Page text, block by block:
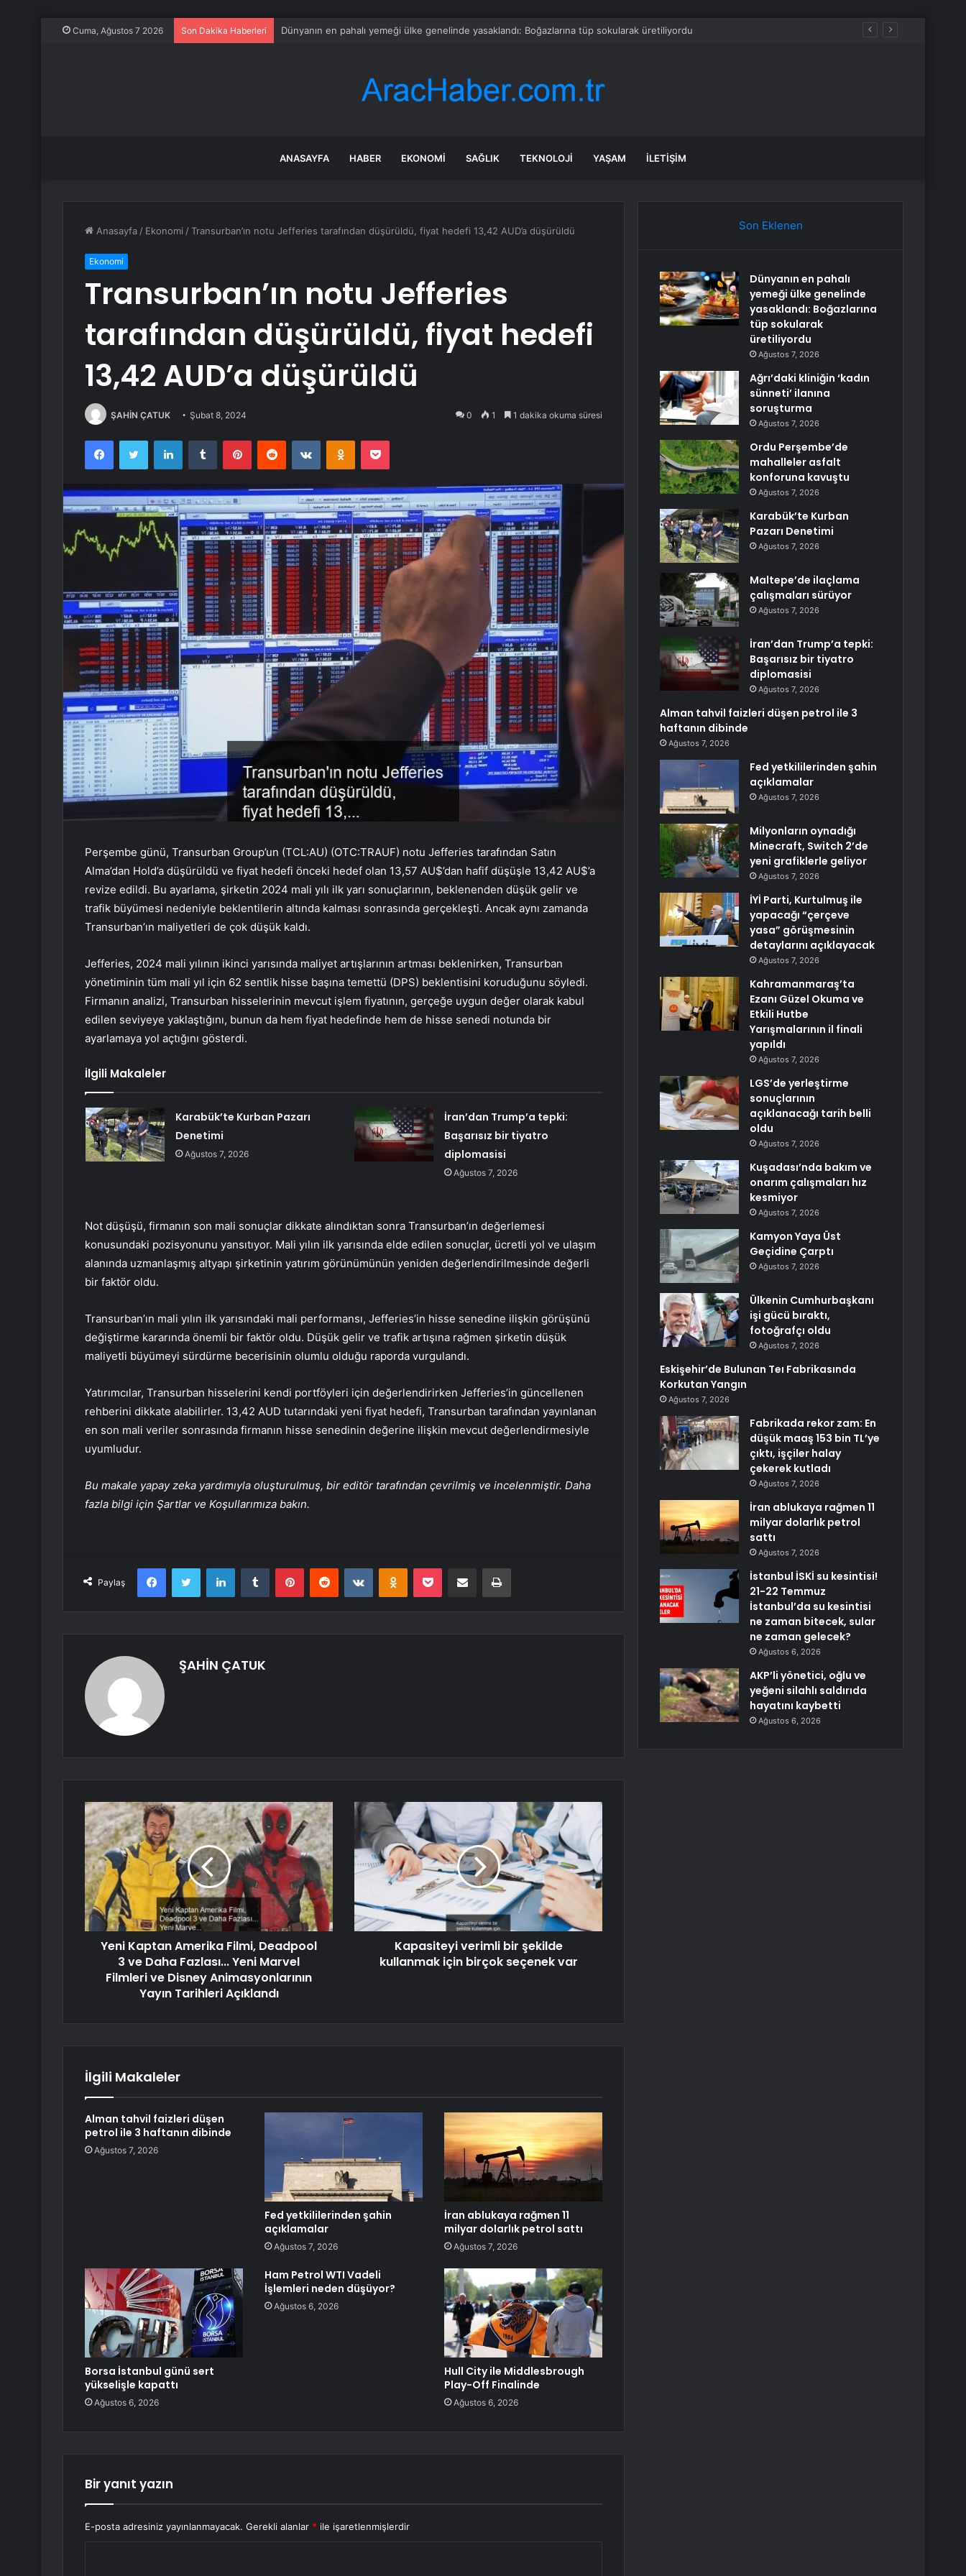
Cuma, Ağustos 7 2026 Son Dakika Haberleri Ağrı’daki kliniğin ‘kadın sünneti’ ilanına soruşturma
ANASAYFA HABER EKONOMI SAĞLIK TEKNOLOJI YAŞAM İLETIŞIM
Anasayfa / Ekonomi /Transurban’ın notu Jefferies tarafından düşürüldü, fiyat hedefi 13,42 AUD’a düşürüldü
Ekonomi
Transurban’ın notu Jefferies
tarafından düşürüldü, fiyat hedefi
13,42 AUD’a düşürüldü
ŞAHİN ÇATUK Şubat 8, 2024 0 1 1 dakika okuma süresi
FacebookTwitter LinkedInTumblr PinterestReddit VKontakteOdnoklassniki
Pocket
Perşembe günü, Transurban Group’un (TCL:AU) (OTC:TRAUF) notu Jefferies tarafından Satın
Alma’dan Hold’a düşürüldü ve fiyat hedefi önceki hedef olan 13,57 AU$’dan hafif düşüşle 13,42 AU$’a
revize edildi. Bu ayarlama, şirketin 2024 mali yılı ilk yarı sonuçlarının, beklenenden düşük gelir ve
trafik büyümesi nedeniyle beklentilerin altında kalması sonrasında gerçekleşti. Ancak aynı zamanda
Transurban’ın maliyetleri de çok düşük kaldı.
Jefferies, 2024 mali yılının ikinci yarısında maliyet artışlarının artması beklenirken, Transurban
yönetiminin tüm mali yıl için 62 sentlik hisse başına temettü (DPS) beklentisini koruduğunu söyledi.
Firmanın analizi, Transurban hisselerinin mevcut işlem fiyatının, gerçeğe uygun değer olarak kabul
edilen seviyeye yaklaştığını, bunun da hem fiyat hedefinde hem de hisse senedi notunda bir
ayarlamaya yol açtığını gösterdi.
İlgili Makaleler
Karabük’te Kurban Pazarı
Denetimi
Ağustos 7, 2026
İran’dan Trump’a tepki:
Başarısız bir tiyatro
diplomasisi
Ağustos 7, 2026
Not düşüşü, firmanın son mali sonuçlar dikkate alındıktan sonra Transurban’ın değerlemesi
konusundaki pozisyonunu yansıtıyor. Mali yılın ilk yarısında elde edilen sonuçlar, ücretli yol ve ulaşım
alanında uzmanlaşmış altyapı şirketinin yatırım görünümünün yeniden değerlendirilmesinde değerli
bir faktör oldu.
Transurban’ın mali yılın ilk yarısındaki mali performansı, Jefferies’in hisse senedine ilişkin görüşünü
değiştirme kararında önemli bir faktör oldu. Düşük gelir ve trafik artışına rağmen şirketin düşük
maliyetli büyümeyi sürdürme becerisinin olumlu olduğu raporda vurgulandı.
Yatırımcılar, Transurban hisselerini kendi portföyleri için değerlendirirken Jefferies’in güncellenen
rehberini dikkate alabilirler. 13,42 AUD tutarındaki yeni fiyat hedefi, Transurban tarafından yayınlanan
en son mali veriler sonrasında firmanın hisse senedinin değerine ilişkin mevcut değerlendirmesiyle
uyumludur.
Bu makale yapay zeka yardımıyla oluşturulmuş, bir editör tarafından çevrilmiş ve incelenmiştir. Daha
fazla bilgi için Şartlar ve Koşullarımıza bakın.
Paylaş
FacebookTwitter LinkedInTumblr PinterestReddit VKontakteOdnoklassniki
Pocket E-Posta ile paylaş Yazdır
ŞAHİN ÇATUK
Yeni Kaptan Amerika Filmi, Deadpool
3 ve Daha Fazlası... Yeni Marvel
Filmleri ve Disney Animasyonlarının
Yayın Tarihleri ​​Açıklandı
Kapasiteyi verimli bir şekilde
kullanmak için birçok seçenek var
İlgili Makaleler
Alman tahvil faizleri düşen
petrol ile 3 haftanın dibinde
Ağustos 7, 2026
Fed yetkililerinden şahin
açıklamalar
Ağustos 7, 2026
İran ablukaya rağmen 11
milyar dolarlık petrol sattı
Ağustos 7, 2026
Borsa İstanbul günü sert
yükselişle kapattı
Ağustos 6, 2026
Ham Petrol WTI Vadeli
İşlemleri neden düşüyor?
Ağustos 6, 2026
Hull City ile Middlesbrough
Play-Off Finalinde
Ağustos 6, 2026
Bir yanıt yazın
E-posta adresiniz yayınlanmayacak. Gerekli alanlar * ile işaretlenmişlerdir
Son Eklenen
Dünyanın en pahalı
yemeği ülke genelinde
yasaklandı: Boğazlarına
tüp sokularak
üretiliyordu
Ağustos 7, 2026
Ağrı’daki kliniğin ‘kadın
sünneti’ ilanına
soruşturma
Ağustos 7, 2026
Ordu Perşembe’de
mahalleler asfalt
konforuna kavuştu
Ağustos 7, 2026
Karabük’te Kurban
Pazarı Denetimi
Ağustos 7, 2026
Maltepe’de ilaçlama
çalışmaları sürüyor
Ağustos 7, 2026
İran’dan Trump’a tepki:
Başarısız bir tiyatro
diplomasisi
Ağustos 7, 2026
Alman tahvil faizleri düşen petrol ile 3
haftanın dibinde
Ağustos 7, 2026
Fed yetkililerinden şahin
açıklamalar
Ağustos 7, 2026
Milyonların oynadığı
Minecraft, Switch 2’de
yeni grafiklerle geliyor
Ağustos 7, 2026
İYİ Parti, Kurtulmuş ile
yapacağı “çerçeve
yasa” görüşmesinin
detaylarını açıklayacak
Ağustos 7, 2026
Kahramanmaraş’ta
Ezanı Güzel Okuma ve
Etkili Hutbe
Yarışmalarının il finali
yapıldı
Ağustos 7, 2026
LGS’de yerleştirme
sonuçlarının
açıklanacağı tarih belli
oldu
Ağustos 7, 2026
Kuşadası’nda bakım ve
onarım çalışmaları hız
kesmiyor
Ağustos 7, 2026
Kamyon Yaya Üst
Geçidine Çarptı
Ağustos 7, 2026
Ülkenin Cumhurbaşkanı
işi gücü bıraktı,
fotoğrafçı oldu
Ağustos 7, 2026
Eskişehir’de Bulunan Teı Fabrikasında
Korkutan Yangın
Ağustos 7, 2026
Fabrikada rekor zam: En
düşük maaş 153 bin TL’ye
çıktı, işçiler halay
çekerek kutladı
Ağustos 7, 2026
İran ablukaya rağmen 11
milyar dolarlık petrol
sattı
Ağustos 7, 2026
İstanbul İSKİ su kesintisi!
21-22 Temmuz
İstanbul’da su kesintisi
ne zaman bitecek, sular
ne zaman gelecek?
Ağustos 6, 2026
AKP’li yönetici, oğlu ve
yeğeni silahlı saldırıda
hayatını kaybetti
Ağustos 6, 2026